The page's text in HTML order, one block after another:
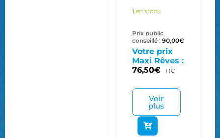
1 en stock
Prix public
conseillé : 90,00€
Votre prix
Maxi Rêves :
76,50€ TTC
Voir
plus